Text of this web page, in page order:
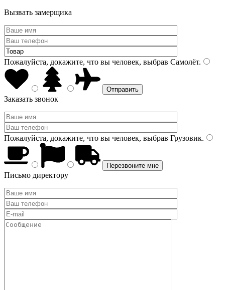
Вызвать замерщика
Пожалуйста, докажите, что вы человек, выбрав Самолёт.
Заказать звонок
Пожалуйста, докажите, что вы человек, выбрав Грузовик.
Письмо директору